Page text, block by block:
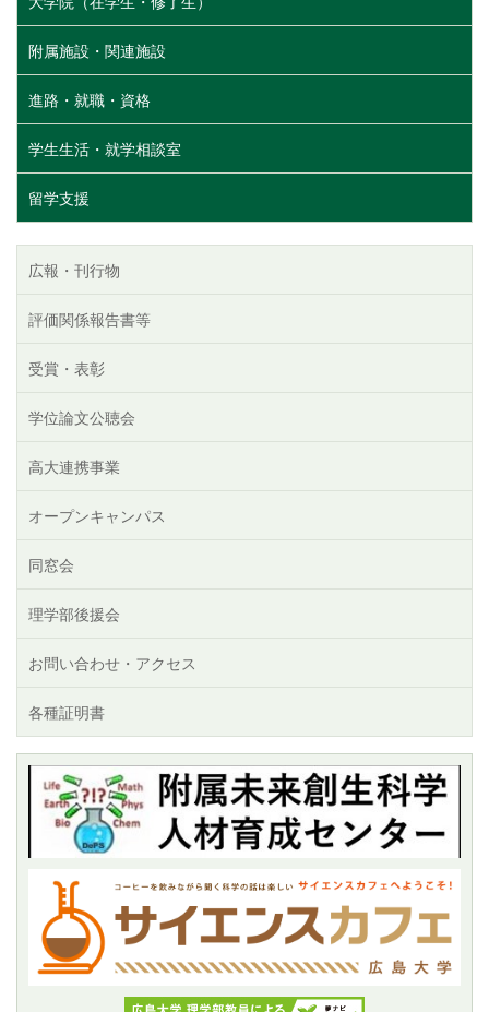
附属施設・関連施設
進路・就職・資格
学生生活・就学相談室
留学支援
広報・刊行物
評価関係報告書等
受賞・表彰
学位論文公聴会
高大連携事業
オープンキャンパス
同窓会
理学部後援会
お問い合わせ・アクセス
各種証明書